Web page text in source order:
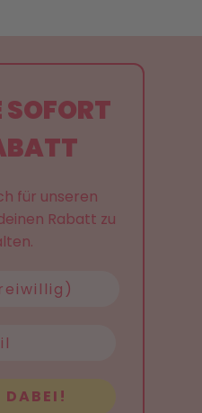
SOFORT
für unseren
Rabatt zu
DABEI!